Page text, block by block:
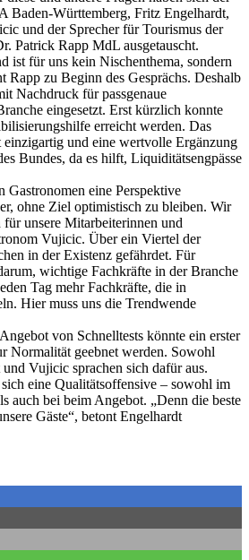
Baden-Württemberg, Fritz Engelhardt,
und der Sprecher für Tourismus der
Patrick Rapp MdL ausgetauscht.
ist für uns kein Nischenthema, sondern
Rapp zu Beginn des Gesprächs. Deshalb
Nachdruck für passgenaue
eingesetzt. Erst kürzlich konnte
erreicht werden. Das
einzigartig und eine wertvolle Ergänzung
Bundes, da es hilft, Liquiditätsengpässe
Gastronomen eine Perspektive
ohne Ziel optimistisch zu bleiben. Wir
unsere Mitarbeiterinnen und
Vujicic. Über ein Viertel der
in der Existenz gefährdet. Für
wichtige Fachkräfte in der Branche
Tag mehr Fachkräfte, die in
Hier muss uns die Trendwende
von Schnelltests könnte ein erster
Normalität geebnet werden. Sowohl
Vujicic sprachen sich dafür aus.
eine Qualitätsoffensive – sowohl im
auch bei beim Angebot. „Denn die beste
Gäste“, betont Engelhardt